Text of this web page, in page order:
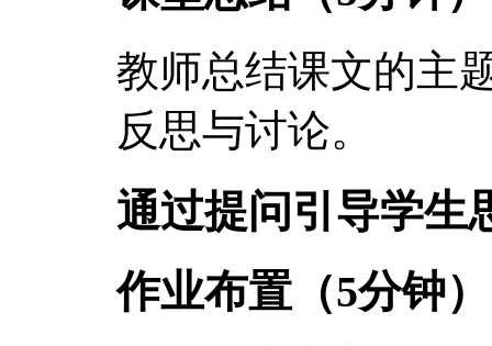
教师总结课文的主
反思与讨论。
通过提问引导学生
作业布置（5分钟）